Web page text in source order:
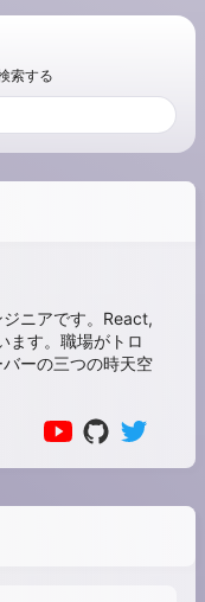
索する
ニアです。React,
ます。職場がトロ
ーの三つの時天空